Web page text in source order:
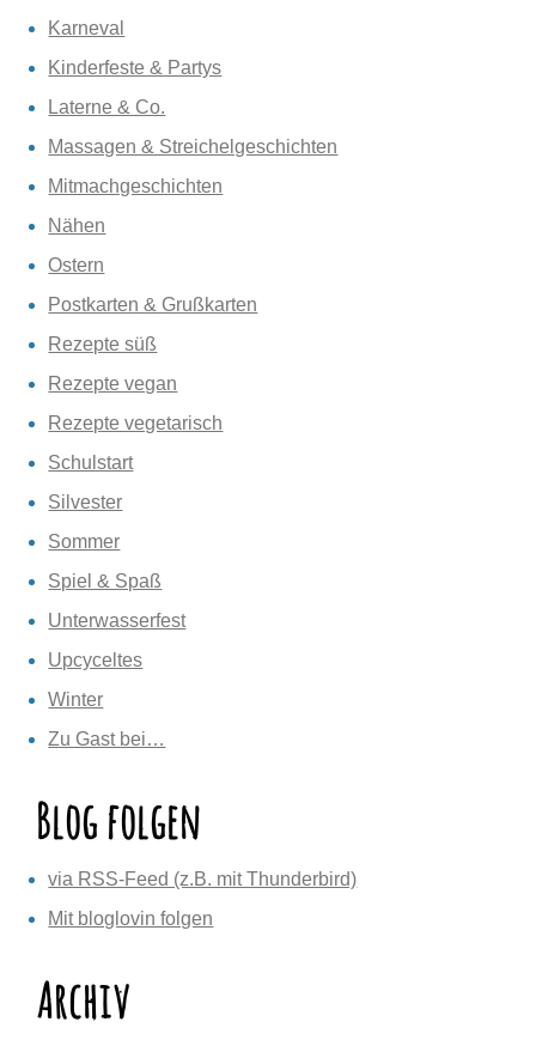
Karneval
Kinderfeste & Partys
Laterne & Co.
Massagen & Streichelgeschichten
Mitmachgeschichten
Nähen
Ostern
Postkarten & Grußkarten
Rezepte süß
Rezepte vegan
Rezepte vegetarisch
Schulstart
Silvester
Sommer
Spiel & Spaß
Unterwasserfest
Upcyceltes
Winter
Zu Gast bei…
Blog folgen
via RSS-Feed (z.B. mit Thunderbird)
Mit bloglovin folgen
Archiv